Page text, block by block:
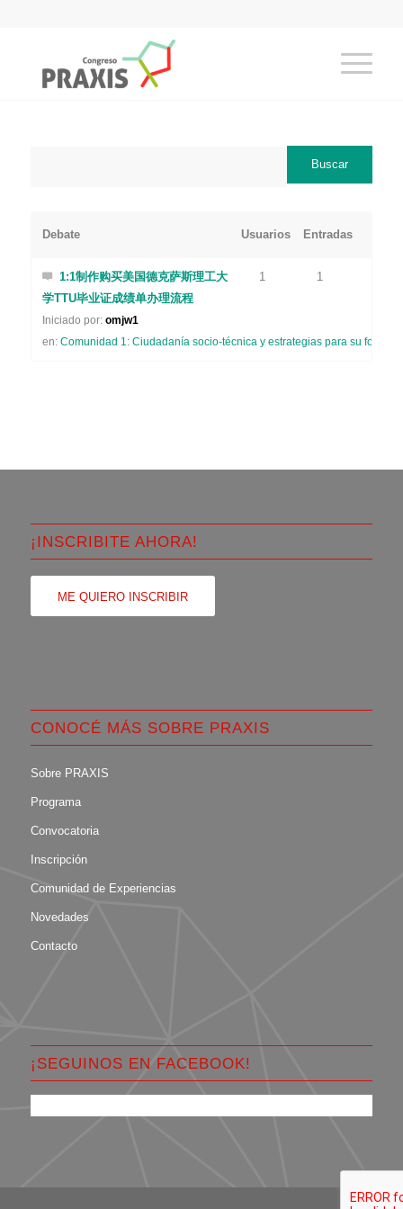
Debate Usuarios Entradas
1:1制作购买美国德克萨斯理工大
学TTU毕业证成绩单办理流程
Iniciado por: omjw1
en: Comunidad 1: Ciudadanía socio-técnica y estrategias para su
1 1
¡INSCRIBITE AHORA!
ME QUIERO INSCRIBIR
CONOCÉ MÁS SOBRE PRAXIS
Sobre PRAXIS
Programa
Convocatoria
Inscripción
Comunidad de Experiencias
Novedades
Contacto
¡SEGUINOS EN FACEBOOK!